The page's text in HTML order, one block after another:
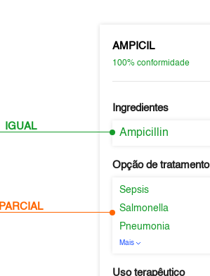
IGUAL
PARCIAL
AMPICIL
100% conformidade
Ingredientes
Ampicillin
Opção de tratamento
Sepsis
Salmonella
Pneumonia
Mais
Uso terapêutico